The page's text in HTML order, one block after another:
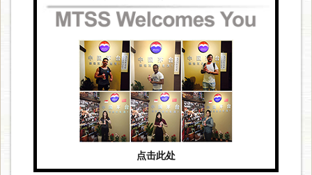
点击此处